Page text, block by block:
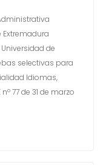
de
selectivas para
Idiomas,
77 de 31 de marzo